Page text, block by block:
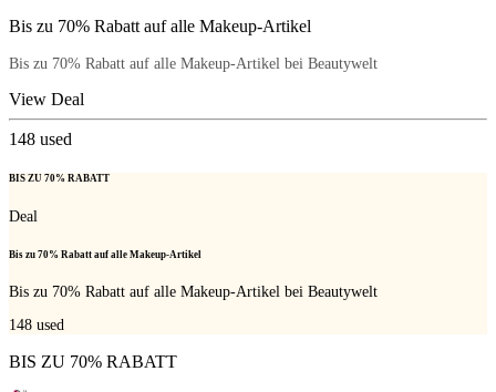
Bis zu 70% Rabatt auf alle Makeup-Artikel
Bis zu 70% Rabatt auf alle Makeup-Artikel bei Beautywelt
View Deal
148 used
BIS ZU 70% RABATT
Deal
Bis zu 70% Rabatt auf alle Makeup-Artikel
Bis zu 70% Rabatt auf alle Makeup-Artikel bei Beautywelt
148 used
BIS ZU 70% RABATT